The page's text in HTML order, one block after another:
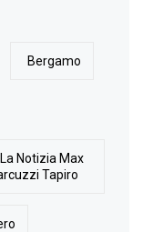
Bergamo
Notizia Max
Tapiro